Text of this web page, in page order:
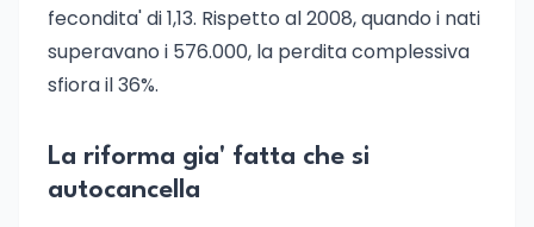
fecondita' di 1,13. Rispetto al 2008, quando i nati
superavano i 576.000, la perdita complessiva
sfiora il 36%.
La riforma gia' fatta che si
autocancella